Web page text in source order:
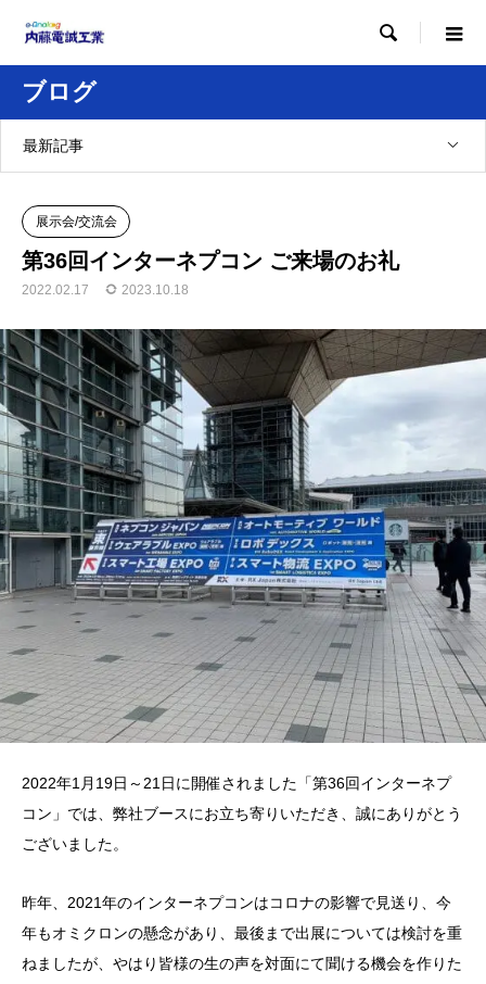

ブログ
最新記事
展示会/交流会
第36回インターネプコン ご来場のお礼
2022.02.17 2023.10.18
2022年1月19日～21日に開催されました「第36回インターネプ
コン」では、弊社ブースにお立ち寄りいただき、誠にありがとう
ございました。
昨年、2021年のインターネプコンはコロナの影響で見送り、今
年もオミクロンの懸念があり、最後まで出展については検討を重
ねましたが、やはり皆様の生の声を対面にて聞ける機会を作りた